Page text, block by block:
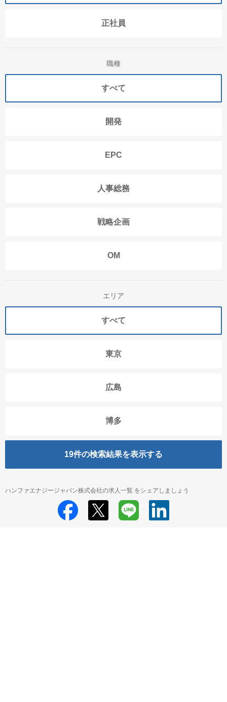
正社員
職種
すべて
開発
EPC
人事総務
戦略企画
OM
エリア
すべて
東京
広島
博多
19件の検索結果を表示する
ハンファエナジージャパン株式会社の求人一覧 をシェアしましょう